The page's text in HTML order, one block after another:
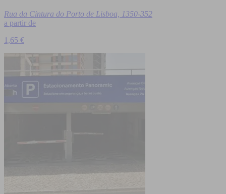
Rua da Cintura do Porto de Lisboa, 1350-352
a partir de
1,65 €